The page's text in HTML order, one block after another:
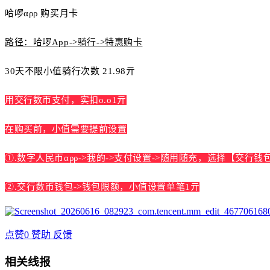
哈啰αρρ 购买月卡
路径： 哈啰App->骑行->特惠购卡
30天不限小值骑行次数 21.98亓
用交行数帀支付，实扣o.o1亓
在购买前，小值需要提前设置
①.数字人民帀αρρ->我的->支付设置->随用随充，选择【交行钱
②.交行数币钱包->钱包限额， 小值设置单笔1亓
点赞0 赞助 反馈
相关线报